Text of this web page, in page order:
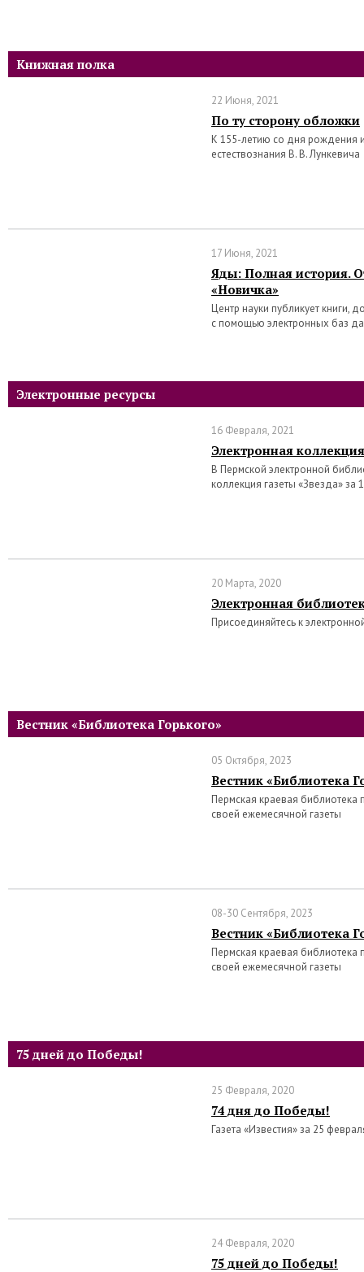
Книжная полка
22 Июня, 2021
По ту сторону обложки
К 155-летию со дня рождения
естествознания В. В. Лункевича
17 Июня, 2021
Яды: Полная история.
«Новичка»
Центр науки публикует книги,
с помощью электронных баз
Электронные ресурсы
16 Февраля, 2021
Электронная
В Пермской электронной
коллекция газеты «Звезда» за
20 Марта, 2020
Электронная
Присоединяйтесь к
Вестник «Библиотека Горького»
05 Октября, 2023
Вестник «Библиотека
Пермская краевая
своей ежемесячной газеты
08-30 Сентября, 2023
Вестник «Библиотека
Пермская краевая
своей ежемесячной газеты
75 дней до Победы!
25 Февраля, 2020
74 дня до Победы!
Газета «Известия» за 25
24 Февраля, 2020
75 дней до Победы!